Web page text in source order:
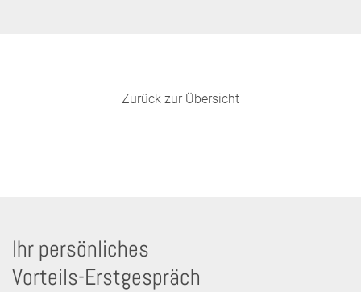
Zurück zur Übersicht
Ihr persönliches
Vorteils-Erstgespräch